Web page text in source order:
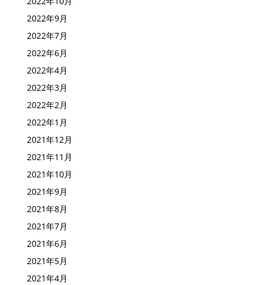
2022年9月
2022年7月
2022年6月
2022年4月
2022年3月
2022年2月
2022年1月
2021年12月
2021年11月
2021年10月
2021年9月
2021年8月
2021年7月
2021年6月
2021年5月
2021年4月